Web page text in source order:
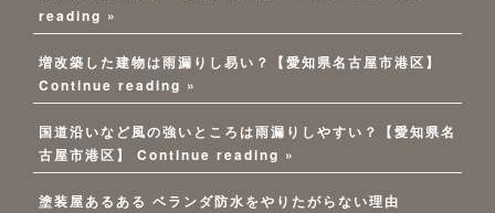
reading »
増改築した建物は雨漏りし易い？【愛知県名古屋市港区】
Continue reading »
国道沿いなど風の強いところは雨漏りしやすい？【愛知県名
古屋市港区】
Continue reading »
塗装屋あるある ベランダ防水をやりたがらない理由